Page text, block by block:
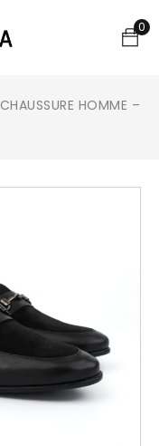
0
CHAUSSURE HOMME –